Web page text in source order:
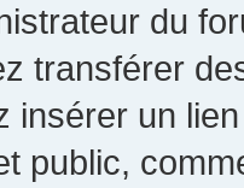
du
transférer
insérer un
public,